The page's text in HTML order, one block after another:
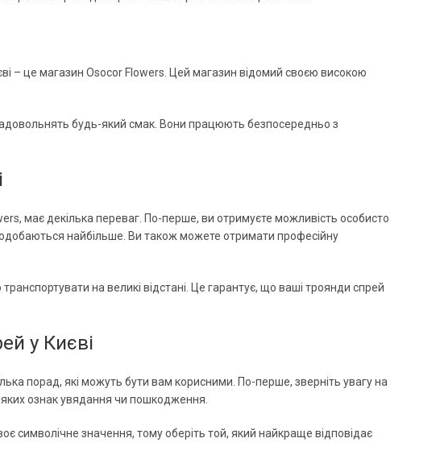
– це магазин Osocor Flowers. Цей магазин відомий своєю високою
будь-який смак. Вони працюють безпосередньо з
має декілька переваг. По-перше, ви отримуєте можливість особисто
найбільше. Ви також можете отримати професійну
транспортувати на великі відстані. Це гарантує, що ваші троянди спрей
у Києві
порад, які можуть бути вам корисними. По-перше, зверніть увагу на
яких ознак увядання чи пошкодження.
символічне значення, тому оберіть той, який найкраще відповідає